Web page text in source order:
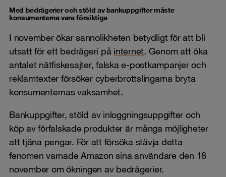
Med bedrägerier och stöld av bankuppgifter måste
konsumenterna vara försiktiga
I november ökar sannolikheten betydligt för att bli
utsatt för ett bedrägeri på internet. Genom att öka
antalet nätfiskesajter, falska e-postkampanjer och
reklamtexter försöker cyberbrottslingarna bryta
konsumenternas vaksamhet.
Bankuppgifter, stöld av inloggningsuppgifter och
köp av förfalskade produkter är många möjligheter
att tjäna pengar. För att försöka stävja detta
fenomen varnade Amazon sina användare den 18
november om ökningen av bedrägerier.